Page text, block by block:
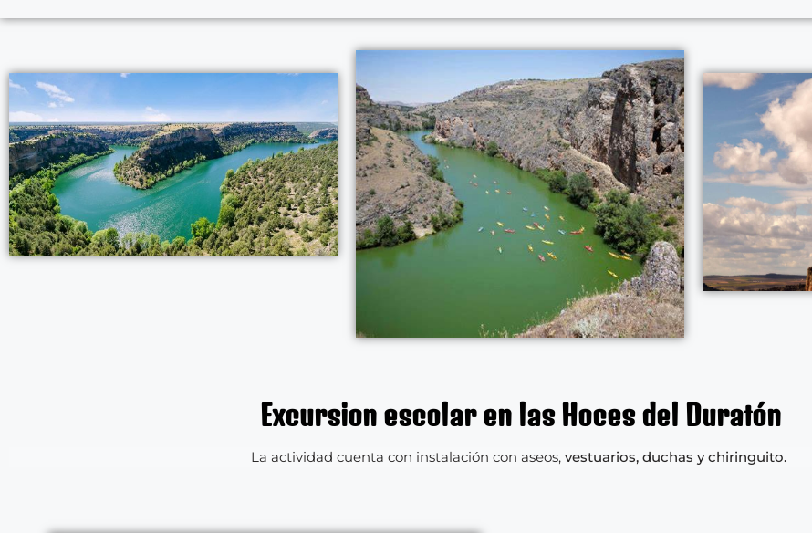
Excursion escolar en las Hoces del Duratón
La actividad cuenta con instalación con aseos, vestuarios, duchas y chiringuito.